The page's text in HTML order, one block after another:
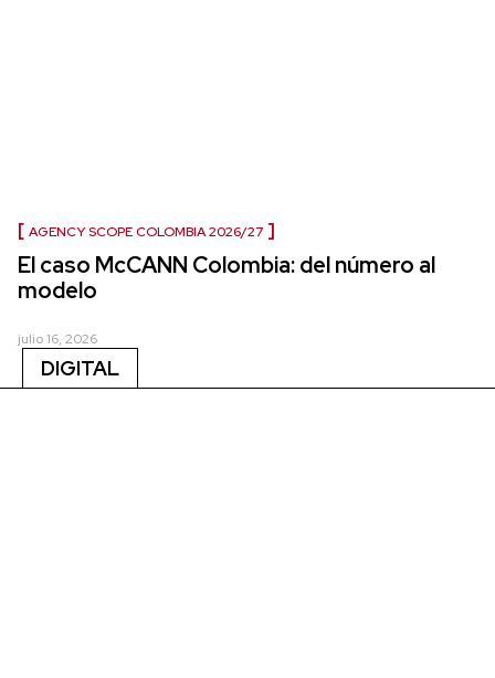
AGENCY SCOPE COLOMBIA 2026/27
El caso McCANN Colombia: del número al
modelo
julio 16, 2026
DIGITAL